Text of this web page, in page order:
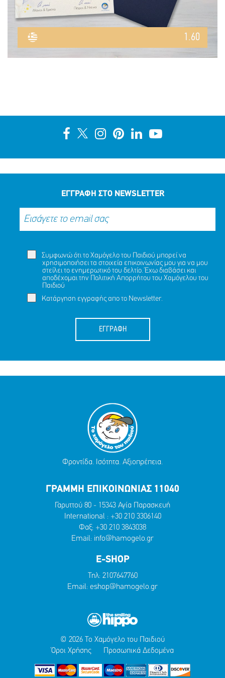
1.60
ΕΓΓΡΑΦΗ ΣΤΟ NEWSLETTER
Συμφωνώ ότι το Χαμόγελο του Παιδιού μπορεί να
χρησιμοποιήσει τα στοιχεία επικοινωνίας μου για να μου
στείλει το ενημερωτικό του δελτίο. Έχω διαβάσει και
αποδέχομαι την Πολιτική Απορρήτου του Χαμόγελου του
Παιδιού
Κατάργηση εγγραφής απο το Newsletter.
ΕΓΓΡΑΦΗ
Φροντίδα. Ισότητα. Αξιοπρέπεια.
ΓΡΑΜΜΗ ΕΠΙΚΟΙΝΩΝΙΑΣ 11040
Γαρυττού 80 - 15343 Αγία Παρασκευή
International : +30 210 3306140
Φαξ: +30 210 3843038
Email: info@hamogelo.gr
E-SHOP
Τηλ: 2107647760
Email: eshop@hamogelo.gr
© 2026 Το Χαμόγελο του Παιδιού
Όροι Χρήσης
Προσωπικά Δεδομένα